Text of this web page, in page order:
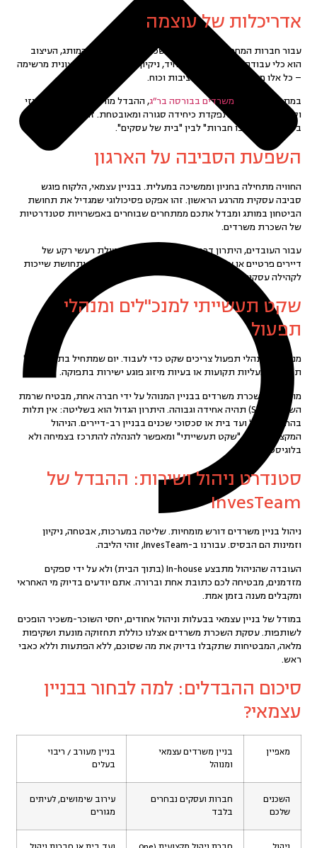
אדריכלות של עוצמה
עבור חברות המחפשות משרדים להשכרה שמחזקים את המותג, העיצוב
הוא כלי עבודה. לובי בקונספט אחיד, ניקיון מוקפד ונראות חיצונית מרשימה
– כל אלו מספרים סיפור של יציבות וכוח.
במתחמים דוגמת משרדים בבורסה בר״ג, ההבדל מורגש מיד: ניהול ריכוזי
וסביבת עבודה שמתפקדת כיחידה סגורה ומאובטחת. זה ההבדל המהותי
בין "מקום שיש בו חברות" לבין "בית של עסקים".
השפעת הסביבה על הארגון
החוויה מתחילה בחניון וממשיכה במעלית. בבניין עצמאי, הלקוח פוגש
סביבה עסקית מהרגע הראשון. זהו אפקט פסיכולוגי שמגדיל את תחושת
הביטחון במותג ומבדל אתכם ממתחרים שבוחרים באפשרויות סטנדרטיות
של השכרת משרדים.
עבור העובדים, היתרון דרמטי אף יותר: סביבה נטולת רעשי רקע של
דיירים פרטיים או עסקים רועשים, מאפשרת מיקוד, שקט ותחושת שייכות
לקהילה עסקית מכובדת.
שקט תעשייתי למנכ"לים ומנהלי
תפעול
מנכ"לים ומנהלי תפעול צריכים שקט כדי לעבוד. יום שמתחיל בתלונות על
תחזוקה, מעליות תקועות או בעיות מיזוג פוגע ישירות בתפוקה.
מודל של השכרת משרדים בבניין המנוהל על ידי חברה אחת, מבטיח שרמת
השירות (SLA) תהיה אחידה וגבוהה. היתרון הגדול הוא בשליטה: אין תלות
בהחלטות של ועד בית או סכסוכי שכנים בבניין רב-דיירים. הניהול
המקצועי מספק "שקט תעשייתי" ומאפשר להנהלה להתרכז בצמיחה ולא
בלוגיסטיקה.
סטנדרט ניהול ושירות: ההבדל של
InvesTeam
ניהול בניין משרדים דורש מומחיות. שליטה במערכות, אבטחה, ניקיון
וזמינות הם הבסיס. עבורנו ב-InvesTeam, זוהי הליבה.
העובדה שהניהול מתבצע In-house (בתוך הבית) ולא על ידי ספקים
מזדמנים, מבטיחה לכם כתובת אחת וברורה. אתם יודעים בדיוק מי האחראי
ומקבלים מענה בזמן אמת.
במודל של בניין עצמאי בבעלות וניהול אחודים, יחסי השוכר-משכיר הופכים
לשותפות. עסקת השכרת משרדים אצלנו כוללת תחזוקה מונעת ושקיפות
מלאה, המבטיחות שתקבלו בדיוק את מה שסוכם, ללא הפתעות וללא כאבי
ראש.
סיכום ההבדלים: למה לבחור בבניין
עצמאי?
מאפיין
בניין משרדים עצמאי
ומנוהל
בניין מעורב / ריבוי
בעלים
השכנים
שלכם
חברות ועסקים נבחרים
בלבד
עירוב שימושים, לעיתים
מגורים